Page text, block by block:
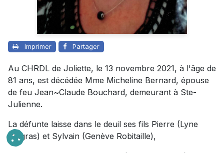
Imprimer Partager
Au CHRDL de Joliette, le 13 novembre 2021, à l'âge de
81 ans, est décédée Mme Micheline Bernard, épouse
de feu Jean~Claude Bouchard, demeurant à Ste-
Julienne.
La défunte laisse dans le deuil ses fils Pierre (Lyne
Gingras) et Sylvain (Genève Robitaille),